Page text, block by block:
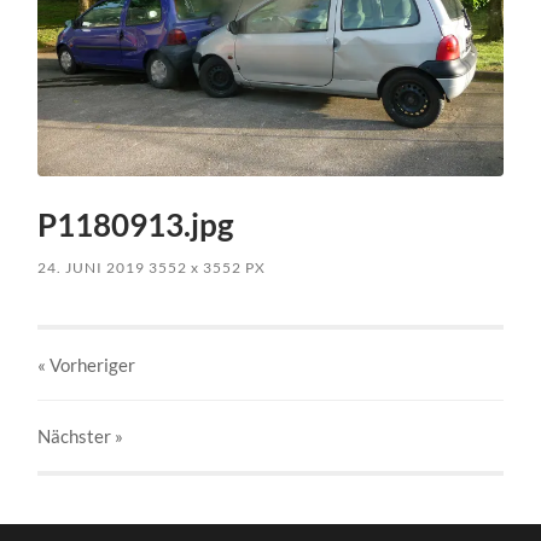
P1180913.jpg
24. JUNI 2019 3552x 3552 PX
« Vorheriger
Nächster »